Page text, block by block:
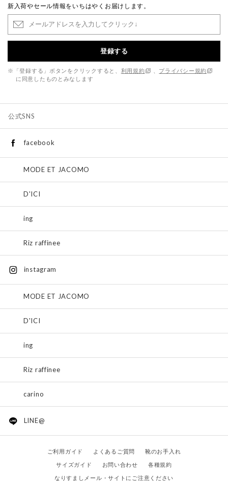
新入荷やセール情報をいちはやくお届けします。
登録する
※「登録する」ボタンをクリックすると、 利用規約
プライバシー規約
に同意したものとみなします
公式SNS
facebook
MODE ET JACOMO
D'ICI
ing
Riz raffinee
instagram
MODE ET JACOMO
D'ICI
ing
Riz raffinee
carino
LINE@
ご利用ガイド よくあるご質問
靴のお手入れ
サイズガイド
お問い合わせ
各種規約
なりすましメール・サイトにご注意ください